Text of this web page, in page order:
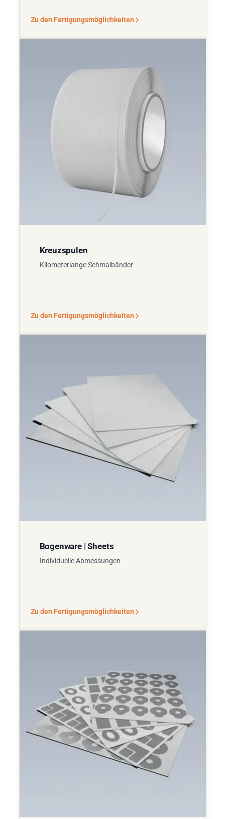
Zu den Fertigungsmöglichkeiten
Kreuzspulen
Kilometerlange Schmalbänder
Zu den Fertigungsmöglichkeiten
Bogenware | Sheets
Individuelle Abmessungen
Zu den Fertigungsmöglichkeiten